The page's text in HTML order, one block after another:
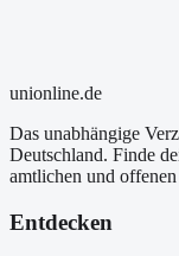
unionline.de
Das unabhängige
Deutschland. Finde
amtlichen und
Entdecken